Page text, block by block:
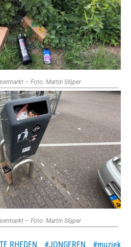
– Foto: Martin Slijper
– Foto: Martin Slijper
RHEDEN JONGEREN muziek